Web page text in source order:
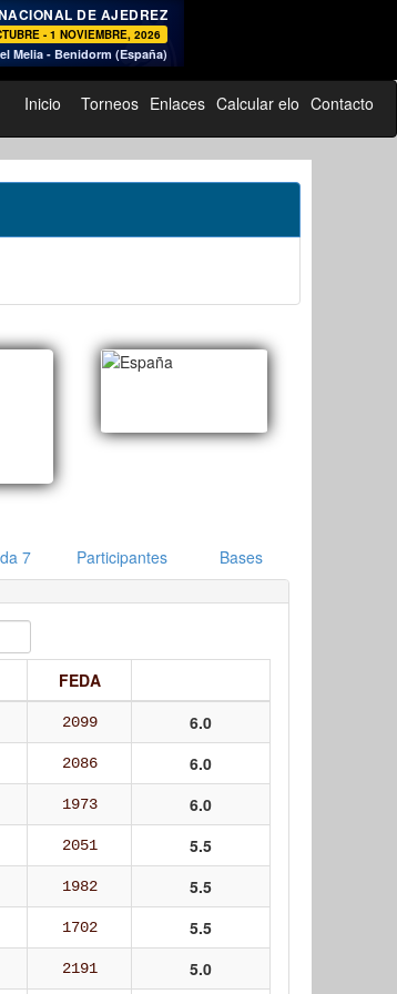
♞
DE AJEDREZ
- 1 NOVIEMBRE, 2026
Melia - Benidorm (España)
Inicio Torneos Enlaces Calcular elo Contacto
7 Participantes Bases
FEDA
2099 6.0
2086 6.0
1973 6.0
2051 5.5
1982 5.5
1702 5.5
2191 5.0